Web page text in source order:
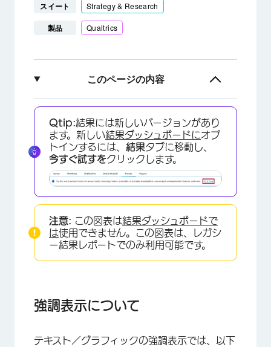
スイート Strategy & Research
製品 Qualtrics
このページの内容
強調表示について
カスタマイゼーションオプション
FAQs
Qtip:結果には新しいバージョンがあり
ます。新しい結果ダッシュボードにオプ
トインするには、 結果タブに移動し、
今すぐ試すをクリックします。
注意: この図表は結果ダッシュボードで
は使用できません。この図表は、レガシ
ー結果レポートでのみ利用可能です。
強調表示について
テキスト／グラフィックの強調表示では、以下